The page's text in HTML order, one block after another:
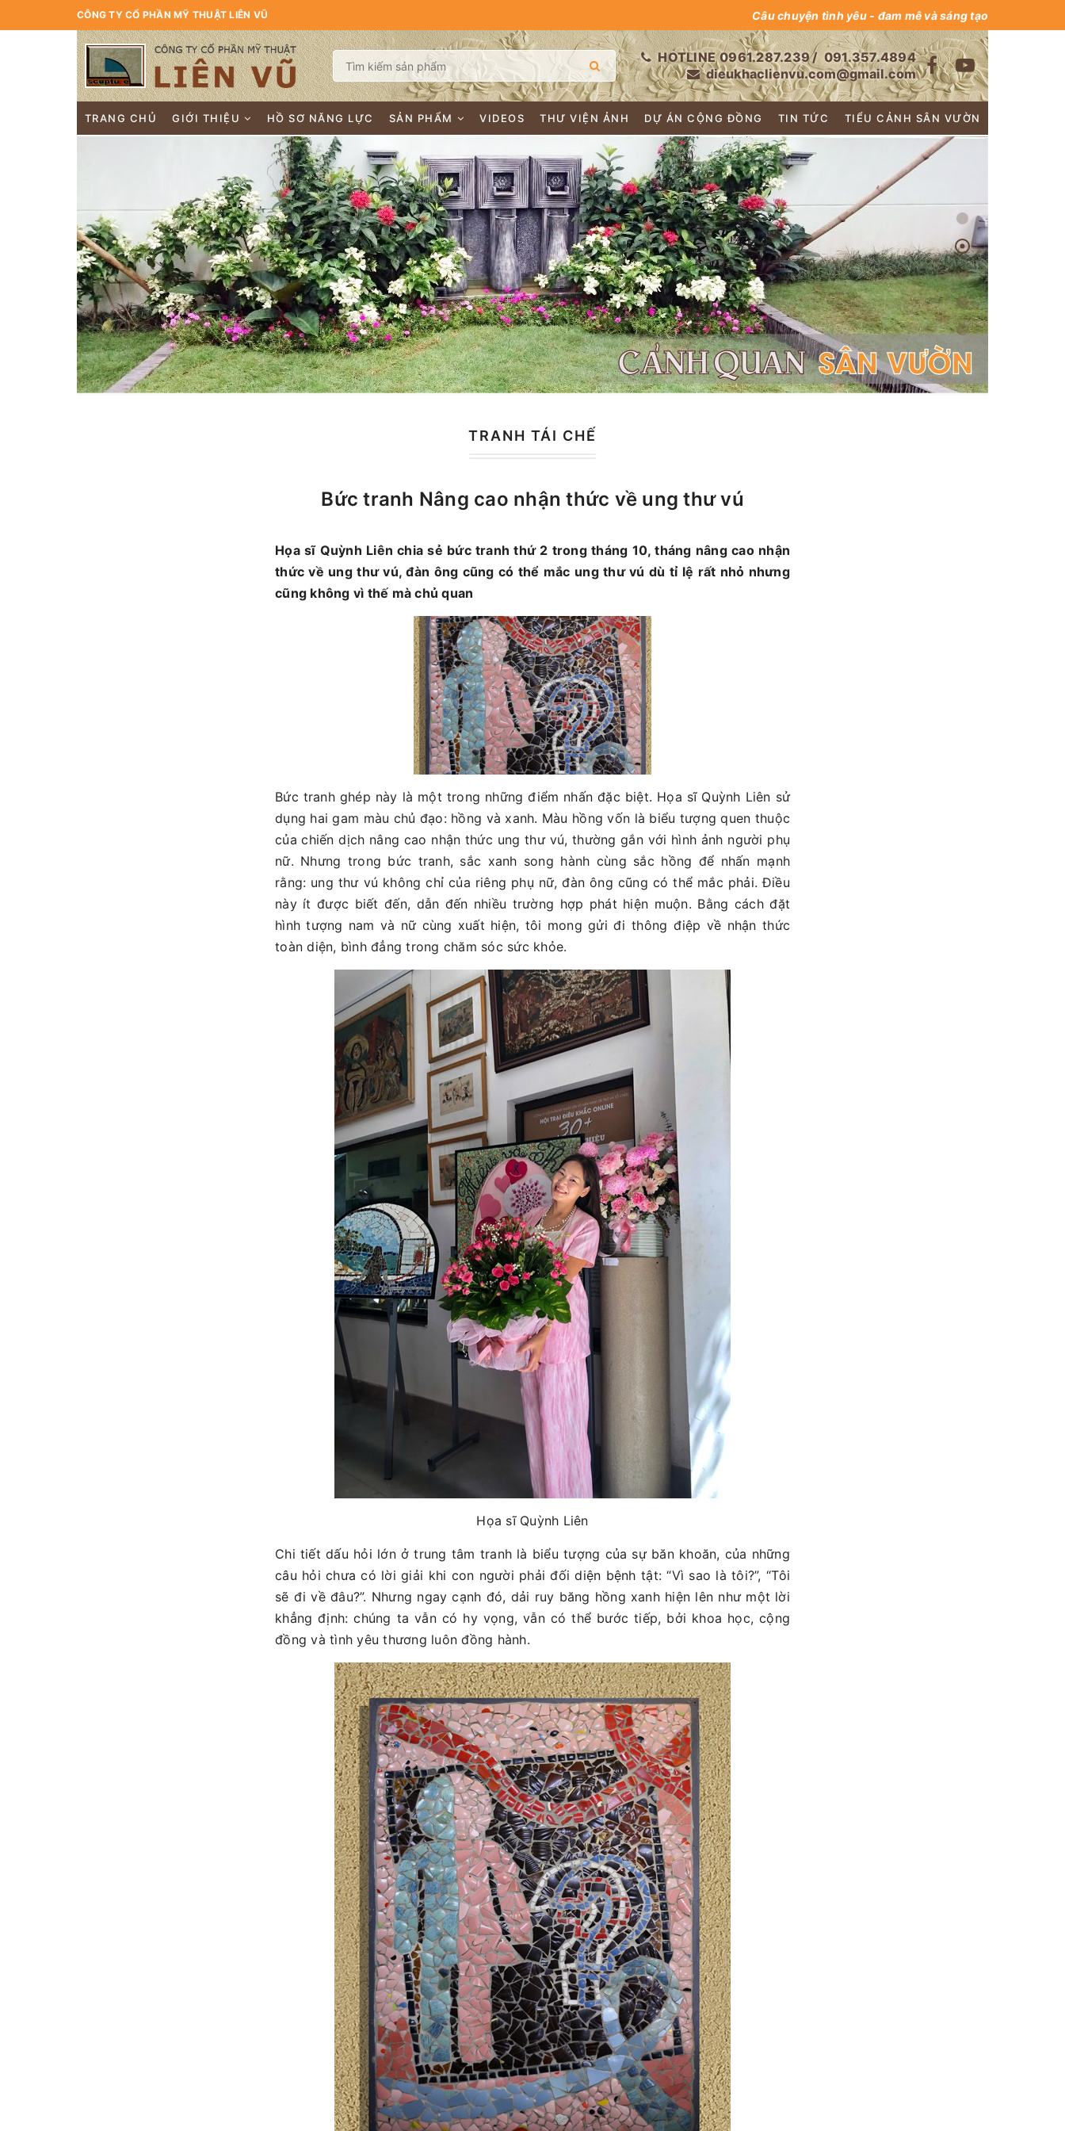
CÔNG TY CỔ PHẦN MỸ THUẬT LIÊN VŨ Câu chuyện tình yêu - đam mê và sáng tạo
HOTLINE 0961.287.239/ 091.357.4894
dieukhaclienvu.com@gmail.com
TRANG CHỦ GIỚI THIỆU HỒ SƠ NĂNG LỰC SẢN PHẨM VIDEOS THƯ VIỆN ẢNH DỰ ÁN CỘNG ĐỒNG TIN TỨC TIỂU CẢNH SÂN VƯỜN
TRANH TÁI CHẾ
Bức tranh Nâng cao nhận thức về ung thư vú
Họa sĩ Quỳnh Liên chia sẻ bức tranh thứ 2 trong tháng 10, tháng nâng cao nhận
thức về ung thư vú, đàn ông cũng có thể mắc ung thư vú dù tỉ lệ rất nhỏ nhưng
cũng không vì thế mà chủ quan
Bức tranh ghép này là một trong những điểm nhấn đặc biệt. Họa sĩ Quỳnh Liên sử
dụng hai gam màu chủ đạo: hồng và xanh. Màu hồng vốn là biểu tượng quen thuộc
của chiến dịch nâng cao nhận thức ung thư vú, thường gắn với hình ảnh người phụ
nữ. Nhưng trong bức tranh, sắc xanh song hành cùng sắc hồng để nhấn mạnh
rằng: ung thư vú không chỉ của riêng phụ nữ, đàn ông cũng có thể mắc phải. Điều
này ít được biết đến, dẫn đến nhiều trường hợp phát hiện muộn. Bằng cách đặt
hình tượng nam và nữ cùng xuất hiện, tôi mong gửi đi thông điệp về nhận thức
toàn diện, bình đẳng trong chăm sóc sức khỏe.
Họa sĩ Quỳnh Liên
Chi tiết dấu hỏi lớn ở trung tâm tranh là biểu tượng của sự băn khoăn, của những
câu hỏi chưa có lời giải khi con người phải đối diện bệnh tật: “Vì sao là tôi?”, “Tôi
sẽ đi về đâu?”. Nhưng ngay cạnh đó, dải ruy băng hồng xanh hiện lên như một lời
khẳng định: chúng ta vẫn có hy vọng, vẫn có thể bước tiếp, bởi khoa học, cộng
đồng và tình yêu thương luôn đồng hành.